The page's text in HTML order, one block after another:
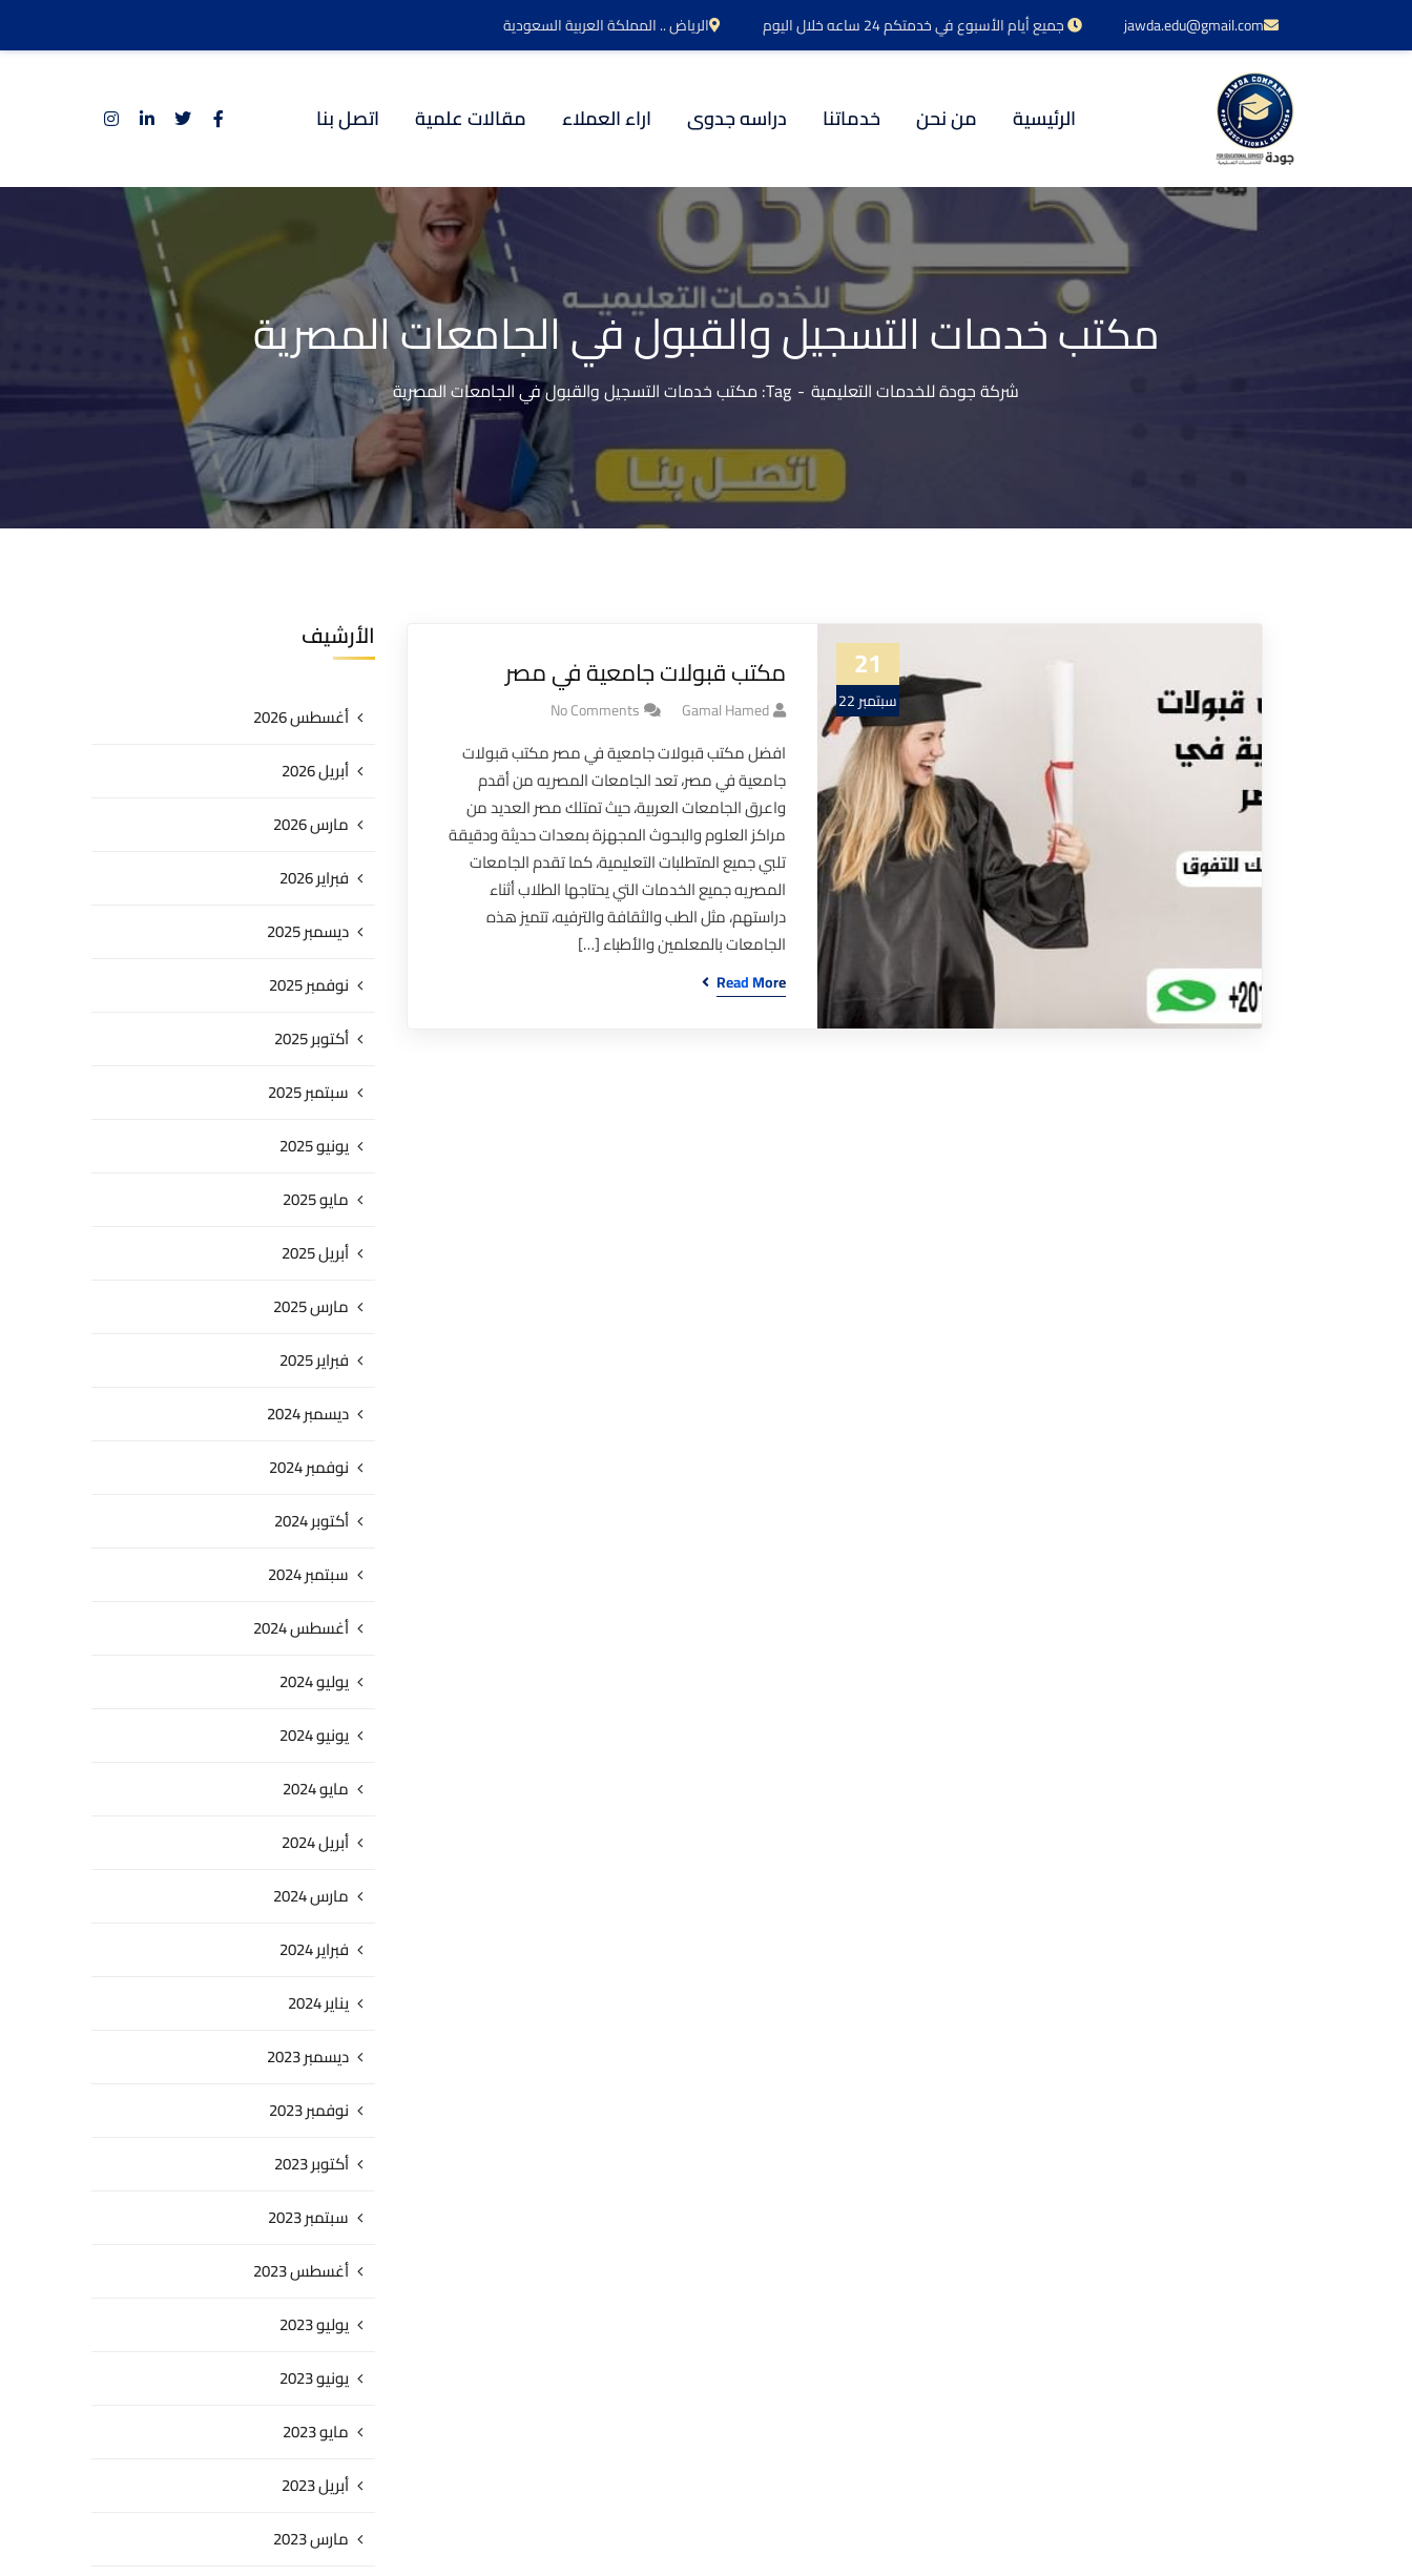
jawda.edu@gmail.com جميع أيام الأسبوع في خدمتكم 24 ساعه خلال اليوم الرياض .. المملكة العربية السعودية
الرئيسية من نحن خدماتنا دراسه جدوى اراء العملاء مقالات علمية اتصل بنا
مكتب خدمات التسجيل والقبول في الجامعات المصرية
شركة جودة للخدمات التعليمية Tag: مكتب خدمات التسجيل والقبول في الجامعات المصرية
21
سبتمبر 22
مكتب قبولات جامعية في مصر
Gamal Hamed
No Comments
افضل مكتب قبولات جامعية في مصر مكتب قبولات
جامعية في مصر، تعد الجامعات المصريه من أقدم
واعرق الجامعات العربية، حيث تمتلك مصر العديد من
مراكز العلوم والبحوث المجهزة بمعدات حديثة ودقيقة
تلبي جميع المتطلبات التعليمية، كما تقدم الجامعات
المصريه جميع الخدمات التي يحتاجها الطلاب أثناء
دراستهم، مثل الطب والثقافة والترفيه، تتميز هذه
الجامعات بالمعلمين والأطباء […]
Read More
الأرشيف
أغسطس 2026
أبريل 2026
مارس 2026
فبراير 2026
ديسمبر 2025
نوفمبر 2025
أكتوبر 2025
سبتمبر 2025
يونيو 2025
مايو 2025
أبريل 2025
مارس 2025
فبراير 2025
ديسمبر 2024
نوفمبر 2024
أكتوبر 2024
سبتمبر 2024
أغسطس 2024
يوليو 2024
يونيو 2024
مايو 2024
أبريل 2024
مارس 2024
فبراير 2024
يناير 2024
ديسمبر 2023
نوفمبر 2023
أكتوبر 2023
سبتمبر 2023
أغسطس 2023
يوليو 2023
يونيو 2023
مايو 2023
أبريل 2023
مارس 2023